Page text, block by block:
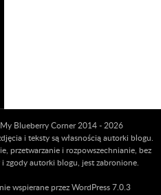
Blueberry Corner 2014 - 2026
i teksty są własnością autorki blogu.
przetwarzanie i rozpowszechnianie, bez
zgody autorki blogu, jest zabronione.
wspierane przez WordPress 7.0.3